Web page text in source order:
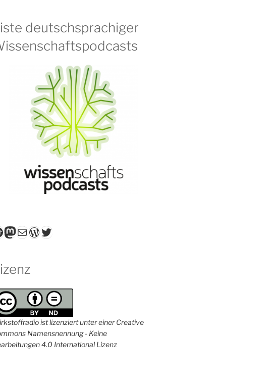
deutschsprachiger
Mastodon
E-MailWordPress
Twitter
ist lizenziert unter einer Creative
Namensnennung - Keine
4.0 International Lizenz